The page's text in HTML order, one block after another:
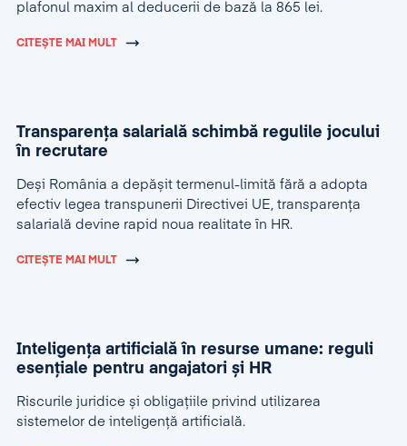
plafonul maxim al deducerii de bază la 865 lei.
CITEȘTE MAI MULT
Transparența salarială schimbă regulile jocului
în recrutare
Deși România a depășit termenul-limită fără a adopta
efectiv legea transpunerii Directivei UE, transparența
salarială devine rapid noua realitate în HR.
CITEȘTE MAI MULT
Inteligența artificială în resurse umane: reguli
esențiale pentru angajatori și HR
Riscurile juridice și obligațiile privind utilizarea
sistemelor de inteligență artificială.